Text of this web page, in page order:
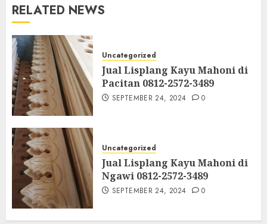
RELATED NEWS
Uncategorized
Jual Lisplang Kayu Mahoni di
Pacitan 0812-2572-3489
SEPTEMBER 24, 2024 0
Uncategorized
Jual Lisplang Kayu Mahoni di
Ngawi 0812-2572-3489
SEPTEMBER 24, 2024 0